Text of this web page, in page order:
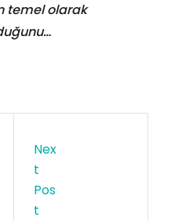
temel olarak
Nex
T
Pos
T